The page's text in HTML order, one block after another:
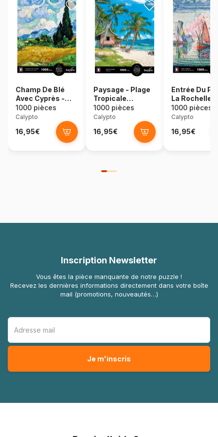
Champ De Blé
Avec Cyprès -
Vincent Van Gogh
1000 pièces
Calypto
16,95€
Paysage - Plage
Tropicale
Palawan -
Philippines
1000 pièces
Calypto
16,95€
Entrée Du
La Rochelle -
Signac
1000 pièces
Calypto
16,95€
Inscription Newsletter
Vous êtes la pièce manquante de notre puzzle !
Recevez les dernières informations directement dans votre boîte
mail (promotions, nouveautés…)